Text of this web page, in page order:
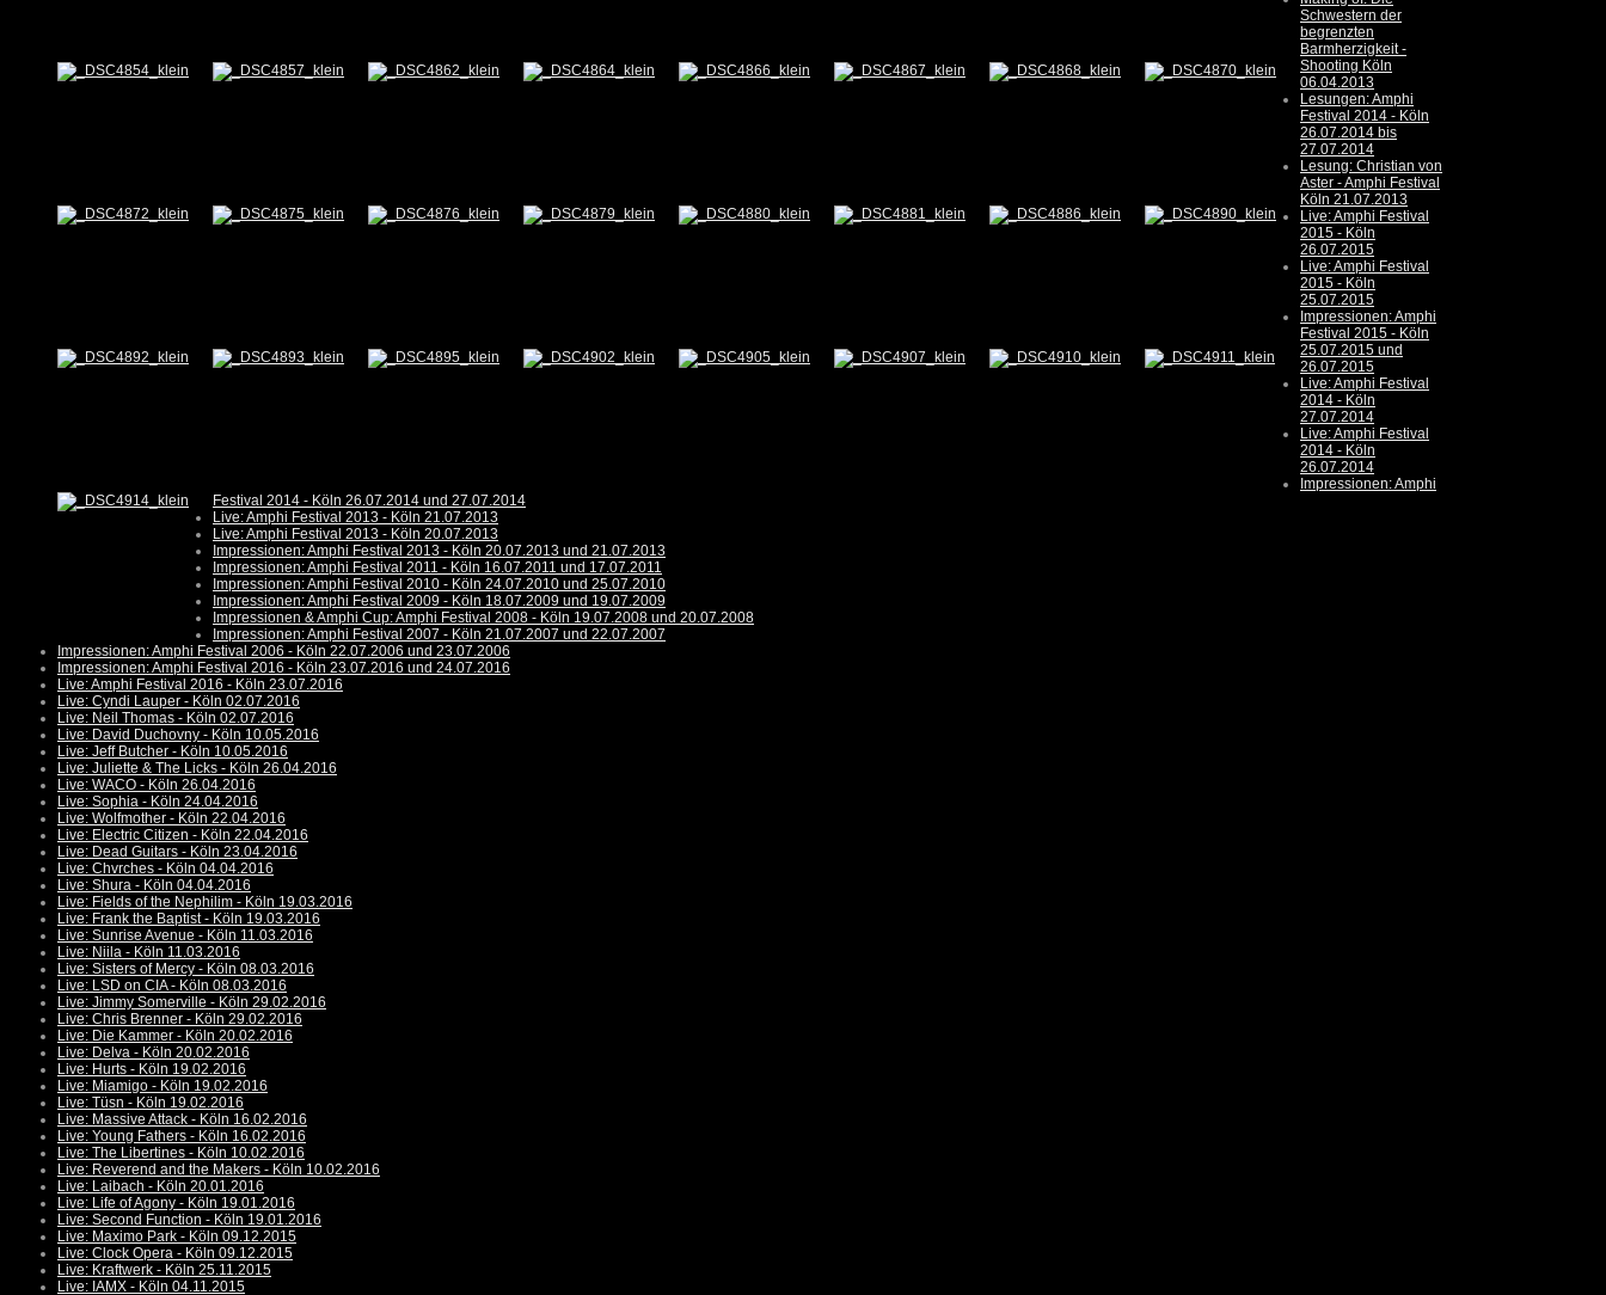
Schwestern der
begrenzten
Barmherzigkeit -
Shooting Köln
06.04.2013
Lesungen: Amphi
Festival 2014 - Köln
26.07.2014 bis
27.07.2014
Lesung: Christian von
Aster - Amphi Festival
Köln 21.07.2013
Live: Amphi Festival
2015 - Köln
26.07.2015
Live: Amphi Festival
2015 - Köln
25.07.2015
Impressionen: Amphi
Festival 2015 - Köln
25.07.2015 und
26.07.2015
Live: Amphi Festival
2014 - Köln
27.07.2014
Live: Amphi Festival
2014 - Köln
26.07.2014
Impressionen: Amphi
Festival 2014 - Köln 26.07.2014 und 27.07.2014
Live: Amphi Festival 2013 - Köln 21.07.2013
Live: Amphi Festival 2013 - Köln 20.07.2013
Impressionen: Amphi Festival 2013 - Köln 20.07.2013 und 21.07.2013
Impressionen: Amphi Festival 2011 - Köln 16.07.2011 und 17.07.2011
Impressionen: Amphi Festival 2010 - Köln 24.07.2010 und 25.07.2010
Impressionen: Amphi Festival 2009 - Köln 18.07.2009 und 19.07.2009
Impressionen & Amphi Cup: Amphi Festival 2008 - Köln 19.07.2008 und 20.07.2008
Impressionen: Amphi Festival 2007 - Köln 21.07.2007 und 22.07.2007
Impressionen: Amphi Festival 2006 - Köln 22.07.2006 und 23.07.2006
Impressionen: Amphi Festival 2016 - Köln 23.07.2016 und 24.07.2016
Live: Amphi Festival 2016 - Köln 23.07.2016
Live: Cyndi Lauper - Köln 02.07.2016
Live: Neil Thomas - Köln 02.07.2016
Live: David Duchovny - Köln 10.05.2016
Live: Jeff Butcher - Köln 10.05.2016
Live: Juliette & The Licks - Köln 26.04.2016
Live: WACO - Köln 26.04.2016
Live: Sophia - Köln 24.04.2016
Live: Wolfmother - Köln 22.04.2016
Live: Electric Citizen - Köln 22.04.2016
Live: Dead Guitars - Köln 23.04.2016
Live: Chvrches - Köln 04.04.2016
Live: Shura - Köln 04.04.2016
Live: Fields of the Nephilim - Köln 19.03.2016
Live: Frank the Baptist - Köln 19.03.2016
Live: Sunrise Avenue - Köln 11.03.2016
Live: Niila - Köln 11.03.2016
Live: Sisters of Mercy - Köln 08.03.2016
Live: LSD on CIA - Köln 08.03.2016
Live: Jimmy Somerville - Köln 29.02.2016
Live: Chris Brenner - Köln 29.02.2016
Live: Die Kammer - Köln 20.02.2016
Live: Delva - Köln 20.02.2016
Live: Hurts - Köln 19.02.2016
Live: Miamigo - Köln 19.02.2016
Live: Tüsn - Köln 19.02.2016
Live: Massive Attack - Köln 16.02.2016
Live: Young Fathers - Köln 16.02.2016
Live: The Libertines - Köln 10.02.2016
Live: Reverend and the Makers - Köln 10.02.2016
Live: Laibach - Köln 20.01.2016
Live: Life of Agony - Köln 19.01.2016
Live: Second Function - Köln 19.01.2016
Live: Maximo Park - Köln 09.12.2015
Live: Clock Opera - Köln 09.12.2015
Live: Kraftwerk - Köln 25.11.2015
Live: IAMX - Köln 04.11.2015